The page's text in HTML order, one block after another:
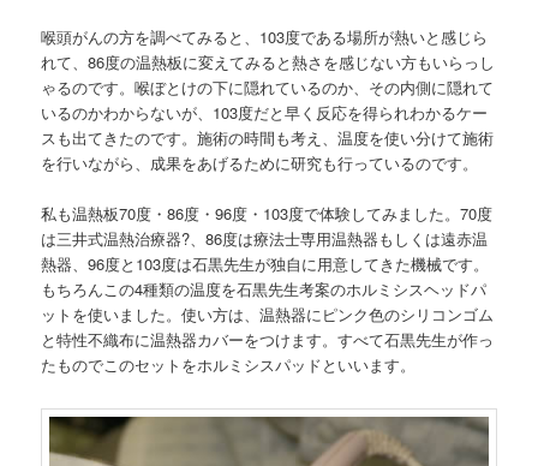
喉頭がんの方を調べてみると、103度である場所が熱いと感じら
れて、86度の温熱板に変えてみると熱さを感じない方もいらっし
ゃるのです。喉ぼとけの下に隠れているのか、その内側に隠れて
いるのかわからないが、103度だと早く反応を得られわかるケー
スも出てきたのです。施術の時間も考え、温度を使い分けて施術
を行いながら、成果をあげるために研究も行っているのです。
私も温熱板70度・86度・96度・103度で体験してみました。70度
は三井式温熱治療器?、86度は療法士専用温熱器もしくは遠赤温
熱器、96度と103度は石黒先生が独自に用意してきた機械です。
もちろんこの4種類の温度を石黒先生考案のホルミシスヘッドパ
ットを使いました。使い方は、温熱器にピンク色のシリコンゴム
と特性不織布に温熱器カバーをつけます。すべて石黒先生が作っ
たものでこのセットをホルミシスパッドといいます。